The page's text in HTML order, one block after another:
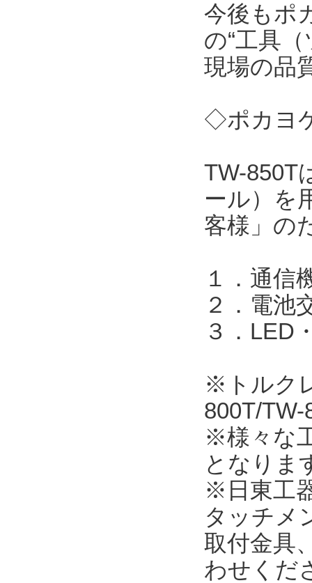
今後もポ
の“工具
現場の品
◇ポカヨ
TW-850T
ール）を
客様」の
１．通信
２．電池
３．LED
※トルク
800T/
※様々な
となりま
※日東工
タッチメ
取付金具
わせくだ